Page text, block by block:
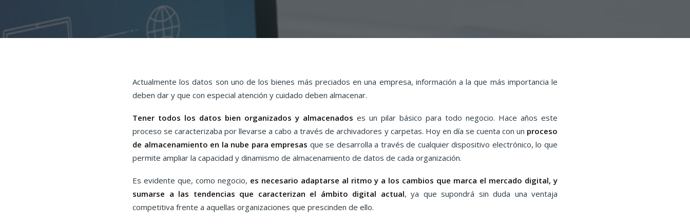
Actualmente los datos son uno de los bienes más preciados en una empresa, información a la que más importancia le
deben dar y que con especial atención y cuidado deben almacenar.
Tener todos los datos bien organizados y almacenados es un pilar básico para todo negocio. Hace años este
proceso se caracterizaba por llevarse a cabo a través de archivadores y carpetas. Hoy en día se cuenta con un proceso
de almacenamiento en la nube para empresas que se desarrolla a través de cualquier dispositivo electrónico, lo que
permite ampliar la capacidad y dinamismo de almacenamiento de datos de cada organización.
Es evidente que, como negocio, es necesario adaptarse al ritmo y a los cambios que marca el mercado digital, y
sumarse a las tendencias que caracterizan el ámbito digital actual, ya que supondrá sin duda una ventaja
competitiva frente a aquellas organizaciones que prescinden de ello.